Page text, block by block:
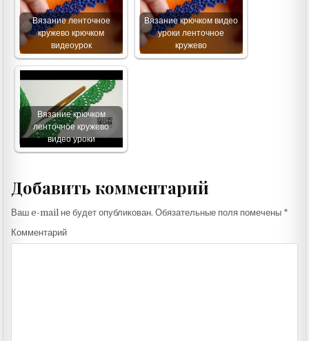
Вязание ленточное
кружево крючком
видеоурок
Вязание крючком видео
уроки ленточное
кружево
Вязание крючком
ленточное кружево
видео уроки
Добавить комментарий
Ваш e-mail не будет опубликован. Обязательные поля помечены *
Комментарий